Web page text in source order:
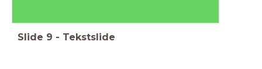
Slide 9 - Tekstslide